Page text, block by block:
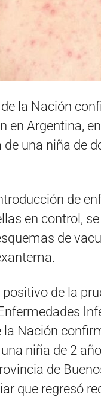
la Nación
en Argentina,
una niña de
de
en control,
de
de la
la Nación
niña de 2
de
que regresó